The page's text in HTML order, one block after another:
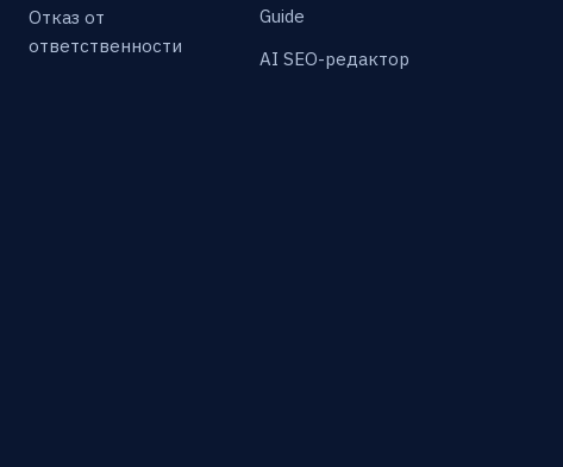
Отказ от
ответственности
Guide
AI SEO-редактор